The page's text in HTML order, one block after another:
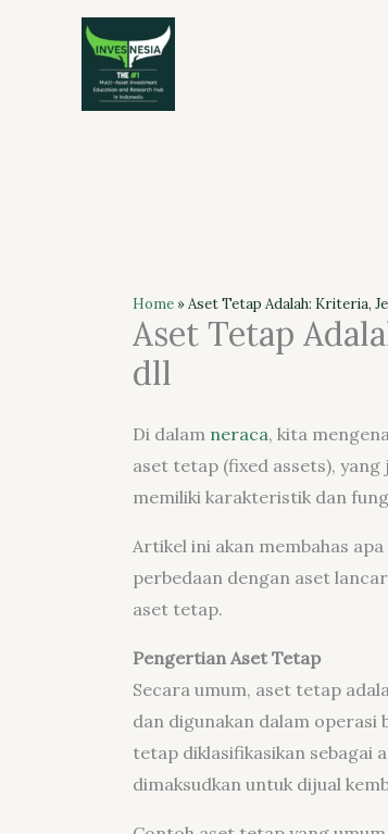
Home»Aset Tetap Adalah: Kriteria,
Aset Tetap
dll
Di dalam neraca, kita
aset tetap (fixed assets),
memiliki karakteristik dan
Artikel ini akan membahas
perbedaan dengan aset
aset tetap.
Pengertian Aset Tetap
Secara umum, aset tetap
dan digunakan dalam operasi
tetap diklasifikasikan sebagai
dimaksudkan untuk dijual